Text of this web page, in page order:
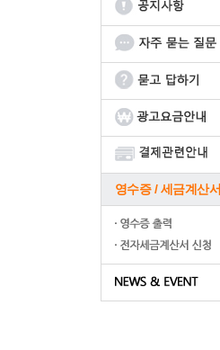
영수증 / 세금계산서